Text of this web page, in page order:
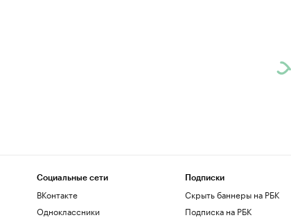
Социальные сети
ВКонтакте
Одноклассники
Подписки
Скрыть баннеры на РБК
Подписка на РБК